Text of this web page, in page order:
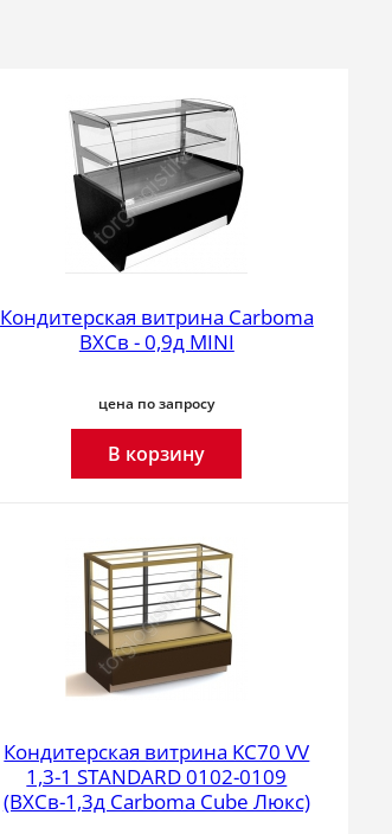
Кондитерская витрина Carboma
ВХСв - 0,9д MINI
цена по запросу
В корзину
Кондитерская витрина KC70 VV
1,3-1 STANDARD 0102-0109
(ВХСв-1,3д Carboma Cube Люкс)